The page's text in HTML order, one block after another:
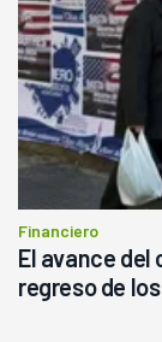
Financiero
El avance del
regreso de